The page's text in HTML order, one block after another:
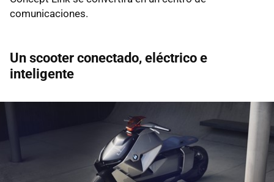
comunicaciones.
Un scooter conectado, eléctrico e
inteligente